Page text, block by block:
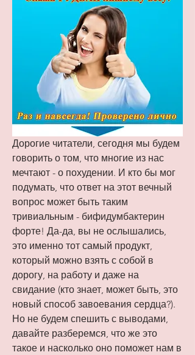
Дорогие читатели, сегодня мы будем
говорить о том, что многие из нас
мечтают - о похудении. И кто бы мог
подумать, что ответ на этот вечный
вопрос может быть таким
тривиальным - бифидумбактерин
форте! Да-да, вы не ослышались,
это именно тот самый продукт,
который можно взять с собой в
дорогу, на работу и даже на
свидание (кто знает, может быть, это
новый способ завоевания сердца?).
Но не будем спешить с выводами,
давайте разберемся, что же это
такое и насколько оно поможет нам в